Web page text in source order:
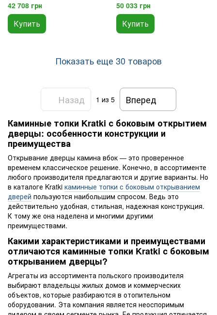
42 708 грн
Купить
50 033 грн
Купить
Показать еще 30 товаров
Назад 1 из 5
Вперед
Каминные топки Kratki с боковым открытием
дверцы: особенности конструкции и
преимущества
Открывание дверцы камина вбок — это проверенное
временем классическое решение. Конечно, в ассортименте
любого производителя предлагаются и другие варианты. Но
в каталоге Kratki каминные топки с боковым открыванием
дверей пользуются наибольшим спросом. Ведь это
действительно удобная, стильная, надежная конструкция.
К тому же она наделена и многими другими
преимуществами.
Какими характеристиками и преимуществами
отличаются каминные топки Kratki с боковым
открыванием дверцы?
Агрегаты из ассортимента польского производителя
выбирают владельцы жилых домов и коммерческих
объектов, которые разбираются в отопительном
оборудовании. Эта компания является неоспоримым